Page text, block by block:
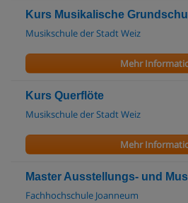
Kurs Musikalische
Musikschule der Stadt Weiz
Mehr
Kurs Querflöte
Musikschule der Stadt Weiz
Mehr
Master Ausstellungs- und
Fachhochschule Joanneum